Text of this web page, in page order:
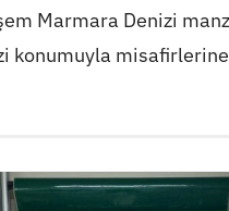
Marmara Denizi
konumuyla